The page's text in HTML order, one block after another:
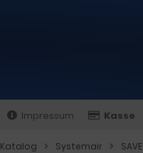
Impressum Kasse
Katalog Systemair